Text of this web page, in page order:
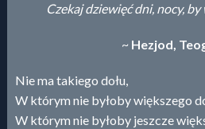
Czekaj dziewięć dni, nocy,
~ Hezjod,
Nie ma takiego dołu,
W którym nie byłoby większego
W którym nie byłoby jeszcze